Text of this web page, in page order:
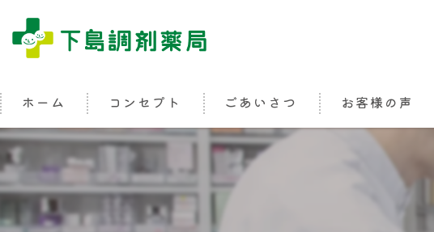
ホーム コンセプト ごあいさつ お客様の声